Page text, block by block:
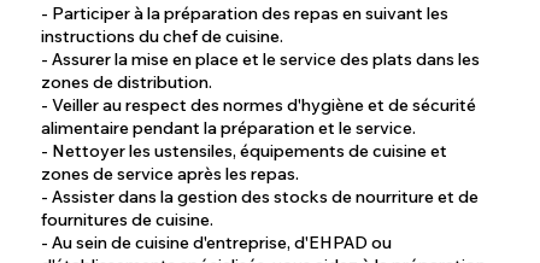
- Participer à la préparation des repas en suivant les
instructions du chef de cuisine.
- Assurer la mise en place et le service des plats dans les
zones de distribution.
- Veiller au respect des normes d'hygiène et de sécurité
alimentaire pendant la préparation et le service.
- Nettoyer les ustensiles, équipements de cuisine et
zones de service après les repas.
- Assister dans la gestion des stocks de nourriture et de
fournitures de cuisine.
- Au sein de cuisine d'entreprise, d'EHPAD ou